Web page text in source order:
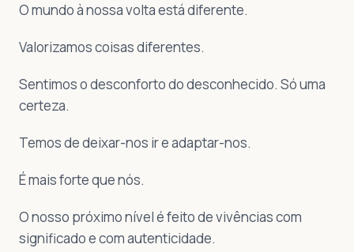
O mundo à nossa volta está diferente.
Valorizamos coisas diferentes.
Sentimos o desconforto do desconhecido. Só uma
certeza.
Temos de deixar-nos ir e adaptar-nos.
É mais forte que nós.
O nosso próximo nível é feito de vivências com
significado e com autenticidade.